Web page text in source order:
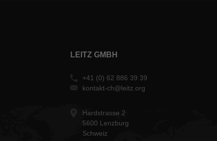
LEITZ GMBH
+41 (0) 62 886 39 39
kontakt-ch@leitz.org
Hardstrasse 2
5600 Lenzburg
Schweiz